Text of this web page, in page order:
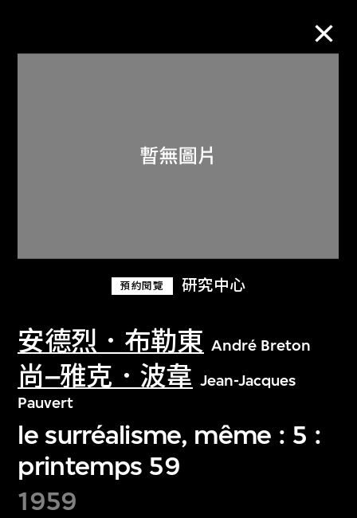
預約閱覽 研究中心
安德烈．布勒東 André Breton
尚–雅克．波韋 Jean-Jacques
Pauvert
le surréalisme, même : 5 :
printemps 59
1959
關於M+藏品
探索世界頂級的二十及二十一世紀視覺
文化藏品。